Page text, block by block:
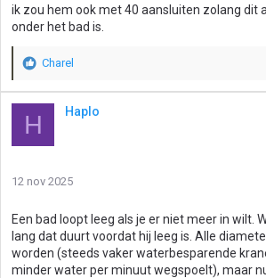
ik zou hem ook met 40 aansluiten zolang dit
onder het bad is.
W
a
d
e
i
g
:
Charel
H Haplo
12 nov 2025
Een bad loopt leeg als je er niet meer in wilt.
lang dat duurt voordat hij leeg is. Alle
worden (steeds vaker waterbesparende
minder water per minuut wegspoelt), maar